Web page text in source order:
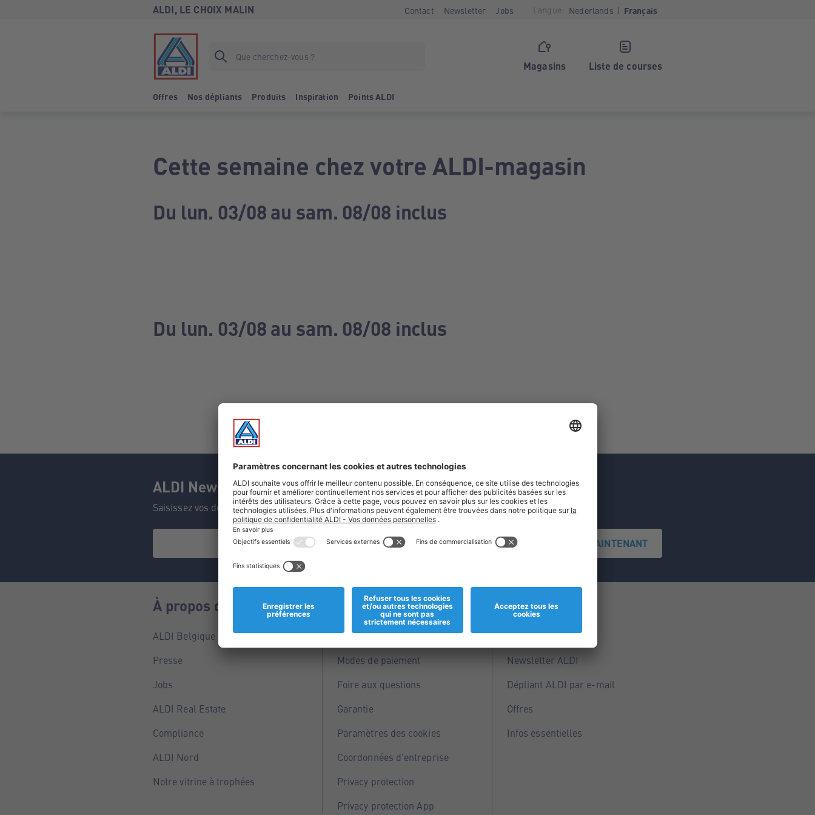
ALDI, LE CHOIX MALIN Contact Newsletter Jobs Langue: Nederlands Français
Magasins Liste de courses
Offres Nos dépliants Produits Inspiration Points ALDI
Cette semaine chez votre ALDI-magasin
Du lun. 03/08 au sam. 08/08 inclus
Du lun. 03/08 au sam. 08/08 inclus
ALDI Newsletter
Saisissez vos données et ne manquez aucune de nos offres.
S'INSCRIRE MAINTENANT
À propos de nous
ALDI Belgique
Presse
Jobs
ALDI Real Estate
Compliance
ALDI Nord
Notre vitrine à trophées
Informations
Magasins
Modes de paiement
Foire aux questions
Garantie
Paramètres des cookies
Coordonnées d'entreprise
Privacy protection
Privacy protection App
Service
Points ALDI
Newsletter ALDI
Dépliant ALDI par e-mail
Offres
Infos essentielles